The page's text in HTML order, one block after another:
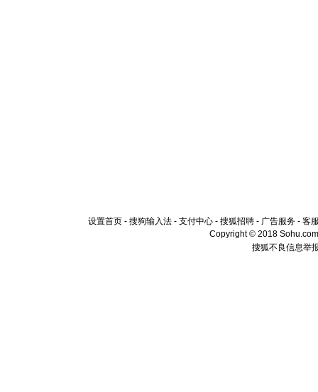
设置首页 - 搜狗输入法 - 支付中心 - 搜狐招聘 - 广告服务 - 客
Copyright © 2018
搜狐不良信息举